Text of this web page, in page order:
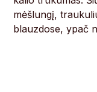
mėšlungį,
blauzdose, ypač